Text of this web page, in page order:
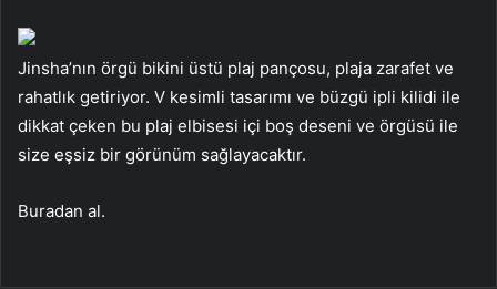
Jinsha’nın örgü bikini üstü plaj pançosu, plaja zarafet ve
rahatlık getiriyor. V kesimli tasarımı ve büzgü ipli kilidi ile
dikkat çeken bu plaj elbisesi içi boş deseni ve örgüsü ile
size eşsiz bir görünüm sağlayacaktır.
Buradan al.